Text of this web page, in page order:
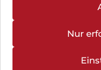
Nur
Hinweis zur